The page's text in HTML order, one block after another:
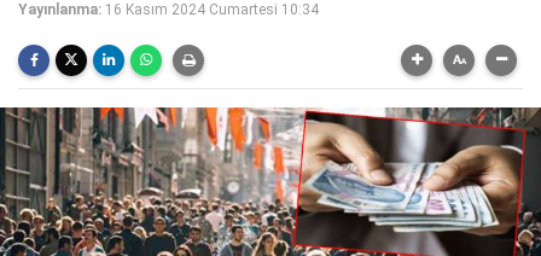
Yayınlanma: 16 Kasım 2024 Cumartesi 10:34